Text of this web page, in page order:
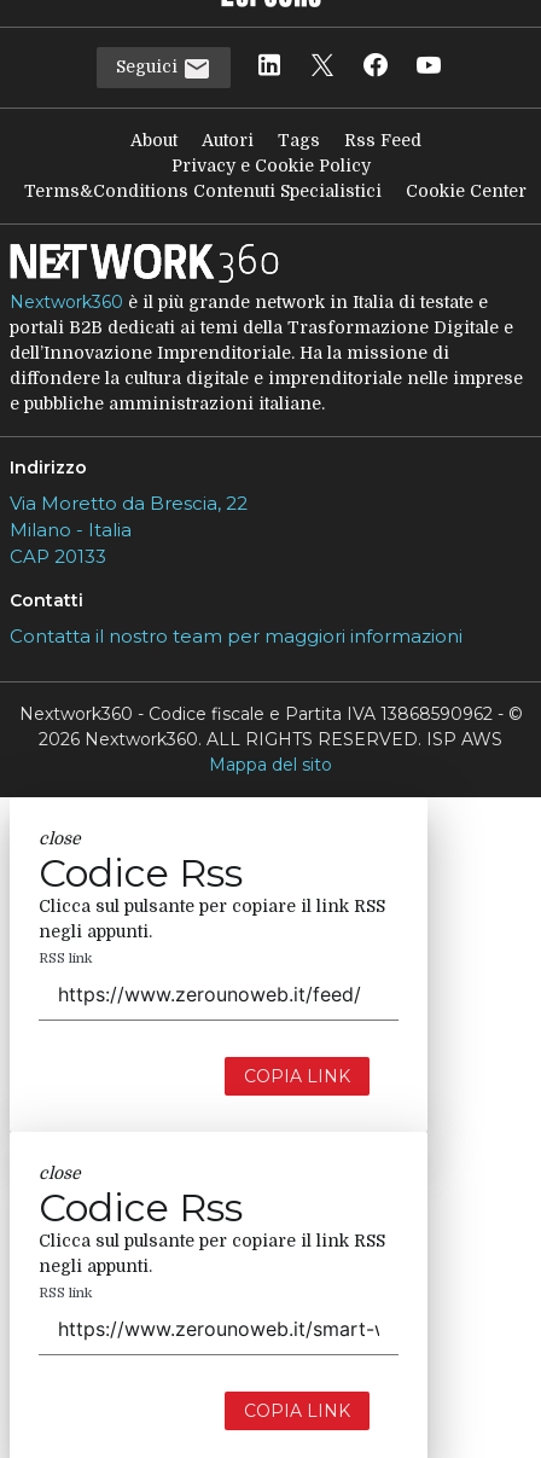
Seguici
About Autori Tags
Rss Feed
Privacy e Cookie Policy
Terms&Conditions Contenuti Specialistici
Cookie Center
Nextwork360 è il più grande network in Italia di testate e
portali B2B dedicati ai temi della Trasformazione Digitale e
dell’Innovazione Imprenditoriale. Ha la missione di
diffondere la cultura digitale e imprenditoriale nelle imprese
e pubbliche amministrazioni italiane.
Indirizzo
Via Moretto da Brescia, 22
Milano - Italia
CAP 20133
Contatti
Contatta il nostro team per maggiori informazioni
Nextwork360 - Codice fiscale e Partita IVA 13868590962 - ©
2026 Nextwork360. ALL RIGHTS RESERVED. ISP AWS
Mappa del sito
close
Codice Rss
Clicca sul pulsante per copiare il link RSS
negli appunti.
RSS link
COPIA LINK
close
Codice Rss
Clicca sul pulsante per copiare il link RSS
negli appunti.
RSS link
COPIA LINK